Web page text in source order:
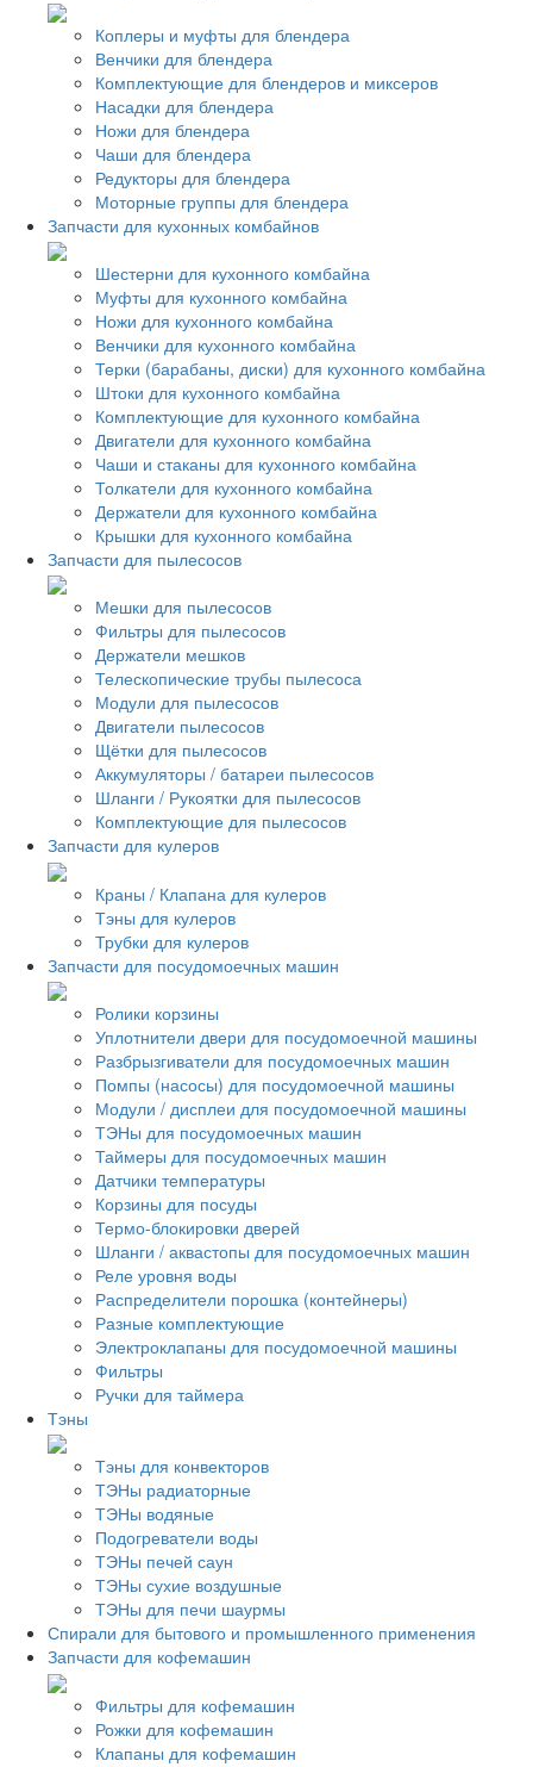
Коплеры и муфты для блендера
Венчики для блендера
Комплектующие для блендеров и миксеров
Насадки для блендера
Ножи для блендера
Чаши для блендера
Редукторы для блендера
Моторные группы для блендера
Запчасти для кухонных комбайнов
Шестерни для кухонного комбайна
Муфты для кухонного комбайна
Ножи для кухонного комбайна
Венчики для кухонного комбайна
Терки (барабаны, диски) для кухонного комбайна
Штоки для кухонного комбайна
Комплектующие для кухонного комбайна
Двигатели для кухонного комбайна
Чаши и стаканы для кухонного комбайна
Толкатели для кухонного комбайна
Держатели для кухонного комбайна
Крышки для кухонного комбайна
Запчасти для пылесосов
Мешки для пылесосов
Фильтры для пылесосов
Держатели мешков
Телескопические трубы пылесоса
Модули для пылесосов
Двигатели пылесосов
Щётки для пылесосов
Аккумуляторы / батареи пылесосов
Шланги / Рукоятки для пылесосов
Комплектующие для пылесосов
Запчасти для кулеров
Краны / Клапана для кулеров
Тэны для кулеров
Трубки для кулеров
Запчасти для посудомоечных машин
Ролики корзины
Уплотнители двери для посудомоечной машины
Разбрызгиватели для посудомоечных машин
Помпы (насосы) для посудомоечной машины
Модули / дисплеи для посудомоечной машины
ТЭНы для посудомоечных машин
Таймеры для посудомоечных машин
Датчики температуры
Корзины для посуды
Термо-блокировки дверей
Шланги / аквастопы для посудомоечных машин
Реле уровня воды
Распределители порошка (контейнеры)
Разные комплектующие
Электроклапаны для посудомоечной машины
Фильтры
Ручки для таймера
Тэны
Тэны для конвекторов
ТЭНы радиаторные
ТЭНы водяные
Подогреватели воды
ТЭНы печей саун
ТЭНы сухие воздушные
ТЭНы для печи шаурмы
Спирали для бытового и промышленного применения
Запчасти для кофемашин
Фильтры для кофемашин
Рожки для кофемашин
Клапаны для кофемашин